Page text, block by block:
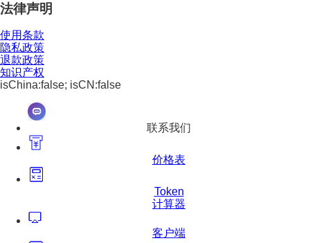
法律声明
使用条款
隐私政策
退款政策
知识产权
isChina:false; isCN:false
联系我们
价格表
Token
计算器
客户端